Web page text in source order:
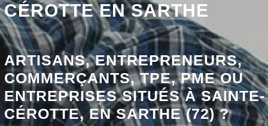
CÉROTTE EN SARTHE
ARTISANS, ENTREPRENEURS,
COMMERÇANTS, TPE, PME OU
ENTREPRISES SITUÉS À SAINTE-
CÉROTTE, EN SARTHE (72) ?